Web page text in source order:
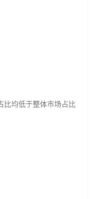
比均低于整体市场占比